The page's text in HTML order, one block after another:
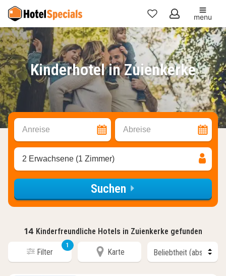
Meine
Favoriten
menu
Kinderhotel in Zuienkerke
Anreise Abreise
2 Erwachsene (1 Zimmer)
Suchen
14 Kinderfreundliche Hotels in Zuienkerke gefunden
Filter
1
Karte